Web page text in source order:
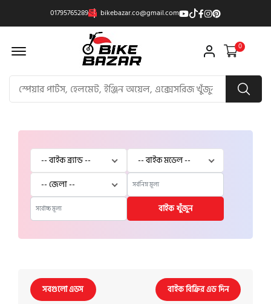
01795765289 bikebazar.co@gmail.com
Offcanvas Menu Open 0
বাইক খুঁজুন
সবগুলো এডস বাইক বিক্রির এড দিন